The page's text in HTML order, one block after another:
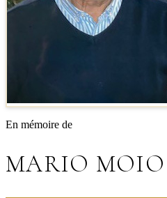
En mémoire de
MARIO MOIO